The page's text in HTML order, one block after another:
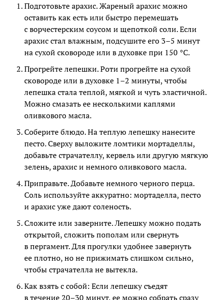
Подготовьте арахис. Жареный арахис можно
оставить как есть или быстро перемешать
с ворчестерским соусом и щепоткой соли. Если
арахис стал влажным, подсушите его 3–5 минут
на сухой сковороде или в духовке при 150 °C.
Прогрейте лепешки. Роти прогрейте на сухой
сковороде или в духовке 1–2 минуты, чтобы
лепешка стала теплой, мягкой и чуть эластичной.
Можно смазать ее несколькими каплями
оливкового масла.
Соберите блюдо. На теплую лепешку нанесите
песто. Сверху выложите ломтики мортаделлы,
добавьте страчателлу, кервель или другую мягкую
зелень, арахис и немного оливкового масла.
Приправьте. Добавьте немного черного перца.
Соль используйте аккуратно: мортаделла, песто
и арахис уже дают соленость.
Сложите или заверните. Лепешку можно подать
открытой, сложить пополам или свернуть
в пергамент. Для прогулки удобнее завернуть
ее плотно, но не прижимать слишком сильно,
чтобы страчателла не вытекла.
Как взять с собой: Если лепешку съедят
в течение 20–30 минут, ее можно собрать сразу